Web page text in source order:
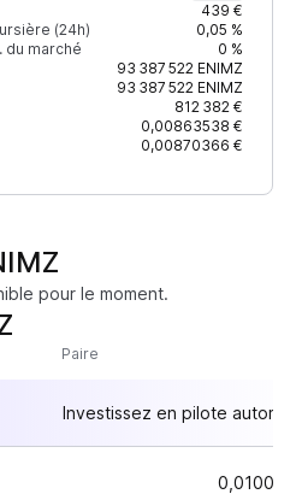
439 €
(24h)
0,05 %
du marché
0 %
93 387 522ENIMZ
93 387 522ENIMZ
812 382 €
0,00863538 €
0,00870366 €
pour le moment.
Paire
Investissez en pilote